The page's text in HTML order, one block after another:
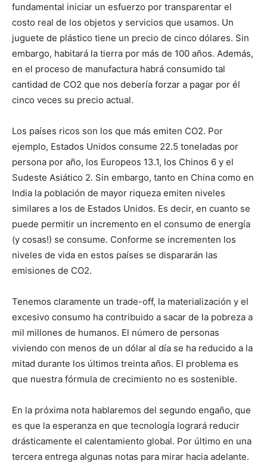
fundamental iniciar un esfuerzo por transparentar el
costo real de los objetos y servicios que usamos. Un
juguete de plástico tiene un precio de cinco dólares. Sin
embargo, habitará la tierra por más de 100 años. Además,
en el proceso de manufactura habrá consumido tal
cantidad de CO2 que nos debería forzar a pagar por él
cinco veces su precio actual.
Los países ricos son los que más emiten CO2. Por
ejemplo, Estados Unidos consume 22.5 toneladas por
persona por año, los Europeos 13.1, los Chinos 6 y el
Sudeste Asiático 2. Sin embargo, tanto en China como en
India la población de mayor riqueza emiten niveles
similares a los de Estados Unidos. Es decir, en cuanto se
puede permitir un incremento en el consumo de energía
(y cosas!) se consume. Conforme se incrementen los
niveles de vida en estos países se dispararán las
emisiones de CO2.
Tenemos claramente un trade-off, la materialización y el
excesivo consumo ha contribuido a sacar de la pobreza a
mil millones de humanos. El número de personas
viviendo con menos de un dólar al día se ha reducido a la
mitad durante los últimos treinta años. El problema es
que nuestra fórmula de crecimiento no es sostenible.
En la próxima nota hablaremos del segundo engaño, que
es que la esperanza en que tecnología logrará reducir
drásticamente el calentamiento global. Por último en una
tercera entrega algunas notas para mirar hacia adelante.